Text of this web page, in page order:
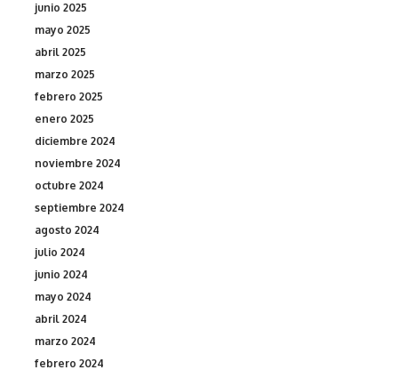
junio 2025
mayo 2025
abril 2025
marzo 2025
febrero 2025
enero 2025
diciembre 2024
noviembre 2024
octubre 2024
septiembre 2024
agosto 2024
julio 2024
junio 2024
mayo 2024
abril 2024
marzo 2024
febrero 2024